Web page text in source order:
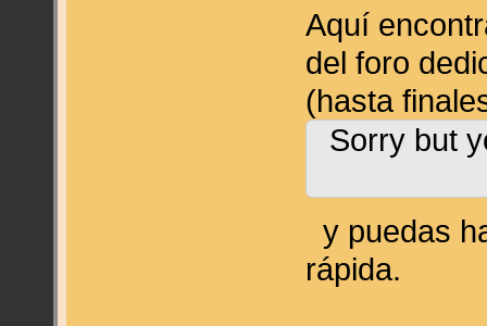
Aquí
del foro
(hasta
Sorry but
y puedas
rápida.